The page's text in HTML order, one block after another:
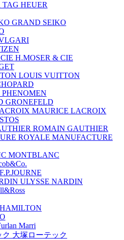
TAG HEUER
GRAND SEIKO
H.MOSER & CIE
LOUIS VUITTON
PHENOMEN
GRONEFELD
MAURICE LACROIX
ROMAIN GAUTHIER
MANUFACTURE
MONTBLANC
F.P.JOURNE
ULYSSE NARDIN
HAMILTON
Marri
大塚ローテック